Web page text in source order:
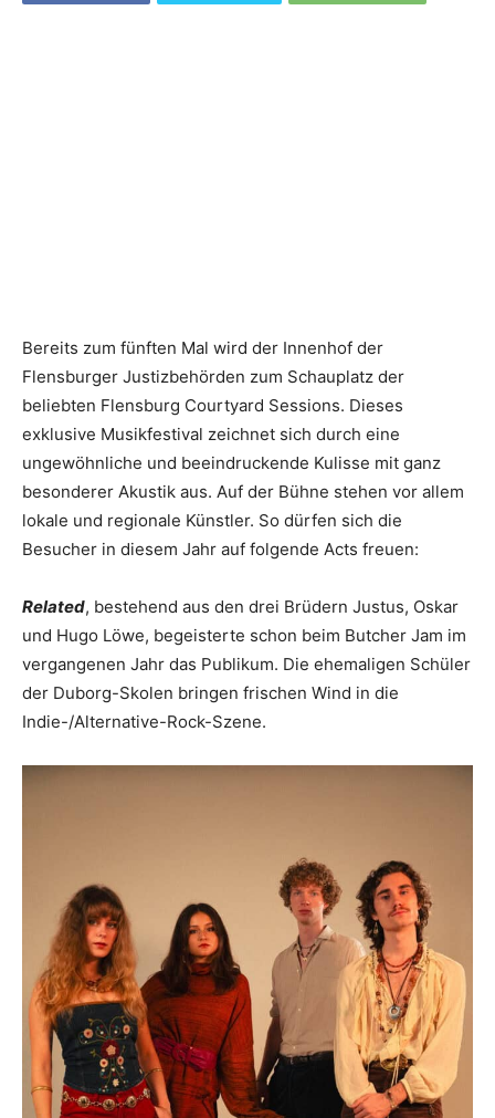
Bereits zum fünften Mal wird der Innenhof der
Flensburger Justizbehörden zum Schauplatz der
beliebten Flensburg Courtyard Sessions. Dieses
exklusive Musikfestival zeichnet sich durch eine
ungewöhnliche und beeindruckende Kulisse mit ganz
besonderer Akustik aus. Auf der Bühne stehen vor allem
lokale und regionale Künstler. So dürfen sich die
Besucher in diesem Jahr auf folgende Acts freuen:
Related, bestehend aus den drei Brüdern Justus, Oskar
und Hugo Löwe, begeisterte schon beim Butcher Jam im
vergangenen Jahr das Publikum. Die ehemaligen Schüler
der Duborg-Skolen bringen frischen Wind in die
Indie-/Alternative-Rock-Szene.